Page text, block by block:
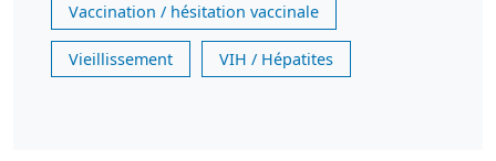
Vaccination / hésitation vaccinale
Vieillissement VIH / Hépatites